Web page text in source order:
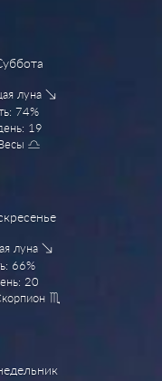
луна
74%
19
луна
66%
20